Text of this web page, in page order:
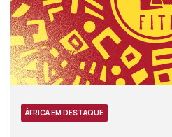
ÁFRICA EM DESTAQUE